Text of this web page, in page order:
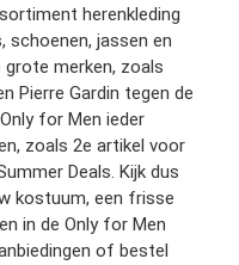
herenkleding
schoenen, jassen en
grote merken, zoals
Pierre Gardin tegen de
for Men ieder
zoals 2e artikel voor
Deals. Kijk dus
kostuum, een frisse
in de Only for Men
of bestel